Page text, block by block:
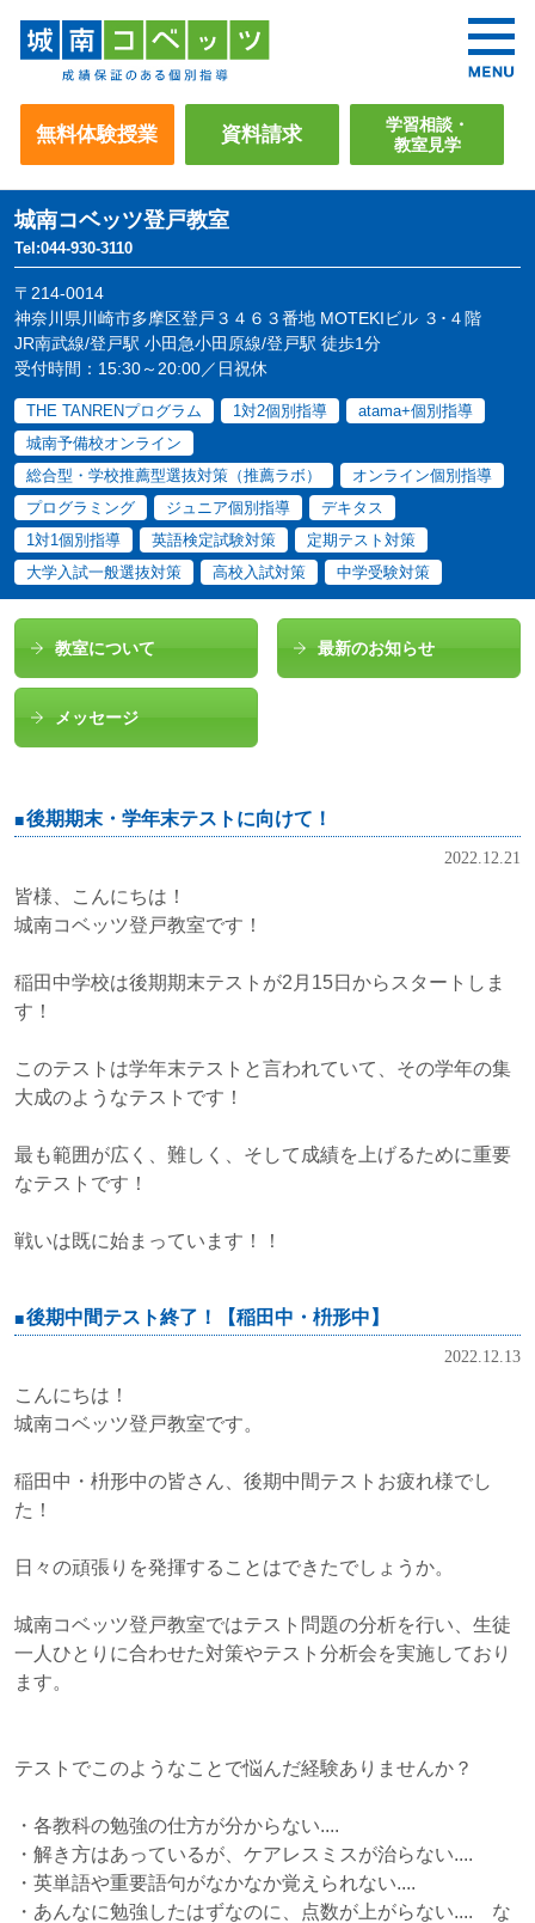
無料体験授業 資料請求
学習相談・
教室見学
城南コベッツ登戸教室
Tel:044-930-3110
〒214-0014
神奈川県川崎市多摩区登戸３４６３番地 MOTEKIビル ３･４階
JR南武線/登戸駅 小田急小田原線/登戸駅 徒歩1分
受付時間：15:30～20:00／日祝休
THE TANRENプログラム 1対2個別指導
atama+個別指導
城南予備校オンライン
総合型・学校推薦型選抜対策（推薦ラボ）
オンライン個別指導
プログラミング
ジュニア個別指導
デキタス
1対1個別指導
英語検定試験対策
定期テスト対策
大学入試一般選抜対策
高校入試対策 中学受験対策
教室について 最新のお知らせ
メッセージ
後期期末・学年末テストに向けて！
2022.12.21
皆様、こんにちは！
城南コベッツ登戸教室です！
稲田中学校は後期期末テストが2月15日からスタートしま
す！
このテストは学年末テストと言われていて、その学年の集
大成のようなテストです！
最も範囲が広く、難しく、そして成績を上げるために重要
なテストです！
戦いは既に始まっています！！
後期中間テスト終了！【稲田中・枡形中】
2022.12.13
こんにちは！
城南コベッツ登戸教室です。
稲田中・枡形中の皆さん、後期中間テストお疲れ様でし
た！
日々の頑張りを発揮することはできたでしょうか。
城南コベッツ登戸教室ではテスト問題の分析を行い、生徒
一人ひとりに合わせた対策やテスト分析会を実施しており
ます。
テストでこのようなことで悩んだ経験ありませんか？
・各教科の勉強の仕方が分からない....
・解き方はあっているが、ケアレスミスが治らない....
・英単語や重要語句がなかなか覚えられない....
・あんなに勉強したはずなのに、点数が上がらない.... な